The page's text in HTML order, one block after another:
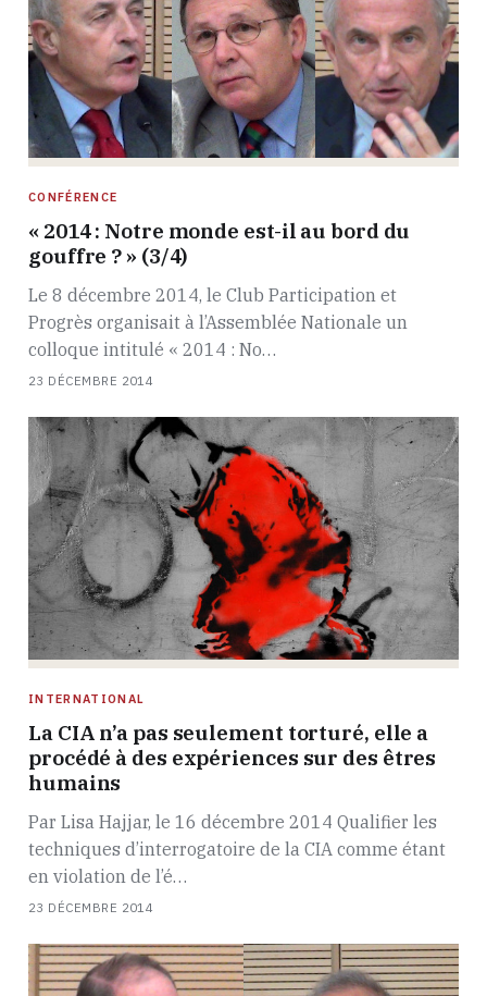
CONFÉRENCE
« 2014 : Notre monde est-il au bord du
gouffre ? » (3/4)
Le 8 décembre 2014, le Club Participation et
Progrès organisait à l’Assemblée Nationale un
colloque intitulé « 2014 : No…
23 DÉCEMBRE 2014
INTERNATIONAL
La CIA n’a pas seulement torturé, elle a
procédé à des expériences sur des êtres
humains
Par Lisa Hajjar, le 16 décembre 2014 Qualifier les
techniques d’interrogatoire de la CIA comme étant
en violation de l’é…
23 DÉCEMBRE 2014